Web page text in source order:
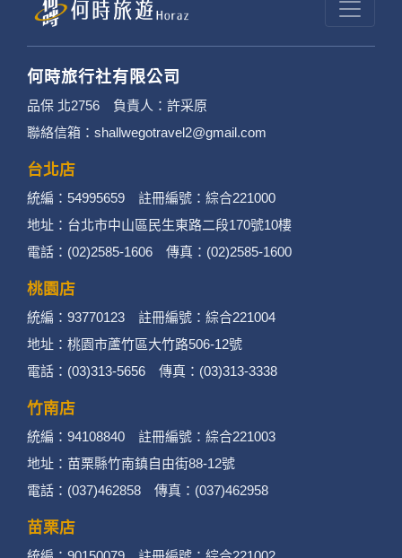
何時旅行社有限公司
品保 北2756 負責人：許采原
聯絡信箱：shallwegotravel2@gmail.com
台北店
統編：54995659 註冊編號：綜合221000
地址：台北市中山區民生東路二段170號10樓
電話：(02)2585-1606 傳真：(02)2585-1600
桃園店
統編：93770123 註冊編號：綜合221004
地址：桃園市蘆竹區大竹路506-12號
電話：(03)313-5656 傳真：(03)313-3338
竹南店
統編：94108840 註冊編號：綜合221003
地址：苗栗縣竹南鎮自由街88-12號
電話：(037)462858 傳真：(037)462958
苗栗店